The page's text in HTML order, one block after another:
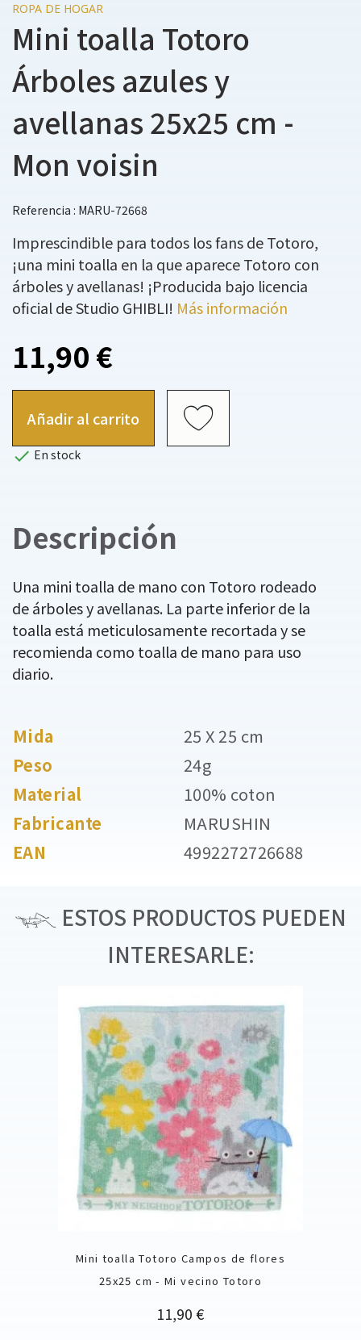
ROPA DE HOGAR
Mini toalla Totoro
Árboles azules y
avellanas 25x25 cm -
Mon voisin
Referencia : MARU-72668
Imprescindible para todos los fans de Totoro,
¡una mini toalla en la que aparece Totoro con
árboles y avellanas! ¡Producida bajo licencia
oficial de Studio GHIBLI! Más información
11,90 €
Añadir al carrito
 En stock
Descripción
Una mini toalla de mano con Totoro rodeado
de árboles y avellanas. La parte inferior de la
toalla está meticulosamente recortada y se
recomienda como toalla de mano para uso
diario.
Mida
25 X 25 cm
Peso
24g
Material
100% coton
Fabricante
MARUSHIN
EAN
4992272726688
ESTOS PRODUCTOS PUEDEN
INTERESARLE:
Mini toalla Totoro Campos de flores
25x25 cm - Mi vecino Totoro
Precio
11,90 €